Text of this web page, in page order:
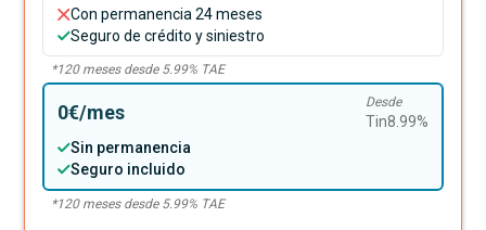
Con permanencia 24 meses
Seguro de crédito y siniestro
*120meses desde 5.99% TAE
0€/mes Desde
Tin8.99%
Sin permanencia
Seguro incluido
*120meses desde 5.99% TAE